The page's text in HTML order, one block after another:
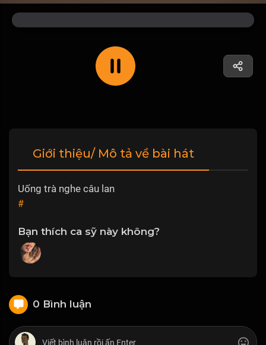
Giới thiệu/ Mô tả về bài hát
Uống trà nghe câu lan
#
Bạn thích ca sỹ này không?
0 Bình luận